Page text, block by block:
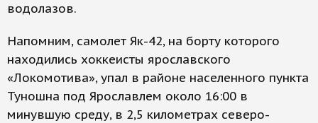
водолазов.
Напомним, самолет Як-42, на борту которого
находились хоккеисты ярославского
«Локомотива», упал в районе населенного пункта
Туношна под Ярославлем около 16:00 в
минувшую среду, в 2,5 километрах северо-